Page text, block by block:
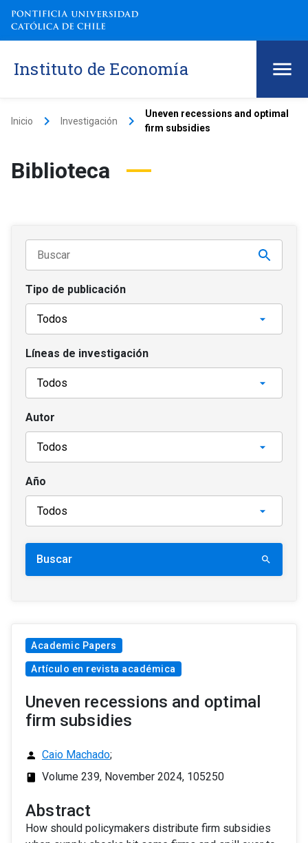
Instituto de Economía
Inicio keyboard_arrow_right Investigación keyboard_arrow_right
Uneven recessions and optimal
firm subsidies
Biblioteca
Tipo de publicación
Líneas de investigación
Autor
Año
Buscar search
Academic Papers
Artículo en revista académica
Uneven recessions and optimal
firm subsidies
person Caio Machado;
class Volume 239, November 2024, 105250
Abstract
How should policymakers distribute firm subsidies